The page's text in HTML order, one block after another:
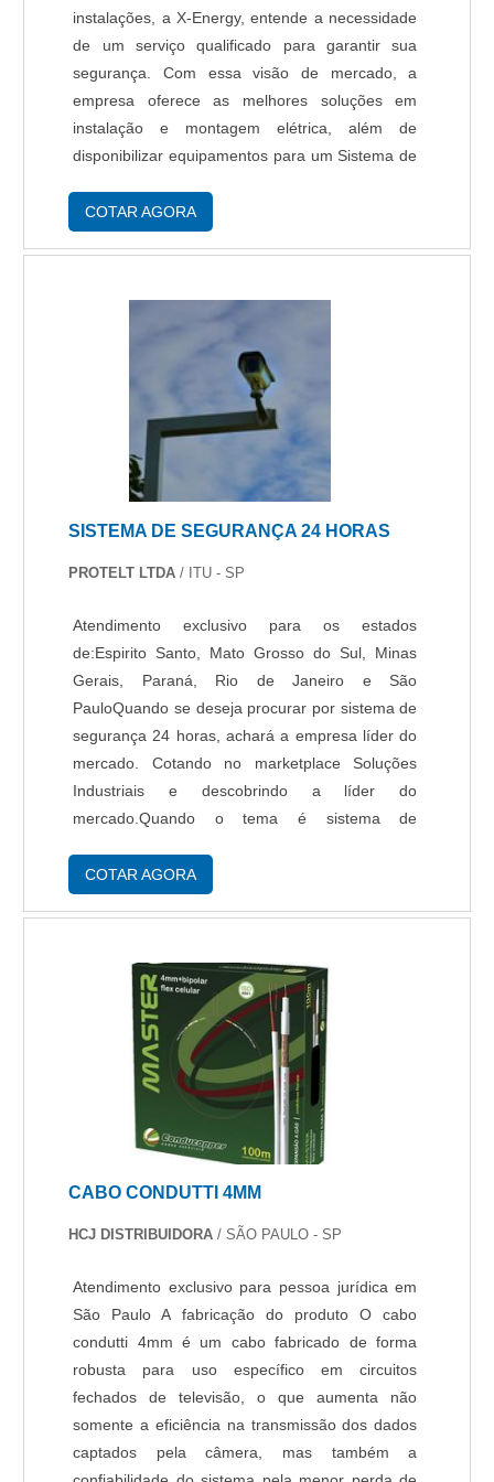
instalações, a X-Energy, entende a necessidade
de um serviço qualificado para garantir sua
segurança. Com essa visão de mercado, a
empresa oferece as melhores soluções em
instalação e montagem elétrica, além de
disponibilizar equipamentos para um Sistema de
benefícios: - Equipe especializada em instalação,
COTAR AGORA
SISTEMA DE SEGURANÇA 24 HORAS
PROTELT LTDA / ITU - SP
Atendimento exclusivo para os estados
de:Espirito Santo, Mato Grosso do Sul, Minas
Gerais, Paraná, Rio de Janeiro e São
PauloQuando se deseja procurar por sistema de
segurança 24 horas, achará a empresa líder do
mercado. Cotando no marketplace Soluções
Industriais e descobrindo a líder do
mercado.Quando o tema é sistema de
da Protelt irá encontrar proteção com análise
eficientes de demonstrar competência e
excelência em sua área de atuação. A Protelt
objetiva sua energia em criar uma estrutura
com: Catálogo variado de serviços e produtos;
Escritório de alta qualidade onde são realizadas
as atividades; Tecnologia de ponta. Tudo isso
para oferecer sistema de segurança 24 horas
quando falamos em sistema de segurança 24
horas, é importante buscar uma empresa que
proteção, pequenos detalhes, mas de grande
valia para saber a procedência e seriedade da
empresa.É por essa razão que a Protelt é
responsável quando tratamos do segmento de
projeto e implantação de sistemas de segurança
eletrônicos corporativos e residenciais. A
empresa objetiva a tecnologia e
COTAR AGORA
CABO CONDUTTI 4MM
HCJ DISTRIBUIDORA / SÃO PAULO - SP
Atendimento exclusivo para pessoa jurídica em
São Paulo A fabricação do produto O cabo
condutti 4mm é um cabo fabricado de forma
robusta para uso específico em circuitos
fechados de televisão, o que aumenta não
somente a eficiência na transmissão dos dados
captados pela câmera, mas também a